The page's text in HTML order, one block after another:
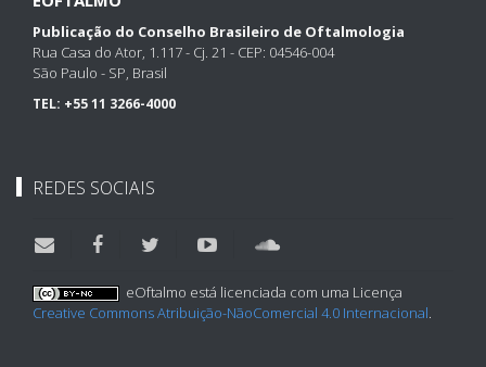
Publicação do Conselho Brasileiro de Oftalmologia
Rua Casa do Ator, 1.117 - Cj. 21 - CEP: 04546-004
São Paulo - SP, Brasil
TEL: +55 11 3266-4000
REDES SOCIAIS
eOftalmo está licenciada com uma Licença
Creative Commons Atribuição-NãoComercial 4.0 Internacional